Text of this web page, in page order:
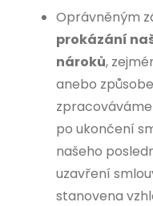
Oprávněným
prokázání
nároků,
anebo
po ukončení
našeho
uzavření
stanovena